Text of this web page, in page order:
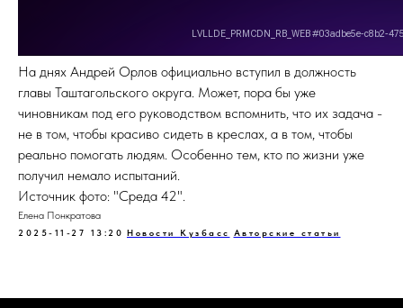
На днях Андрей Орлов официально вступил в должность
главы Таштагольского округа. Может, пора бы уже
чиновникам под его руководством вспомнить, что их задача -
не в том, чтобы красиво сидеть в креслах, а в том, чтобы
реально помогать людям. Особенно тем, кто по жизни уже
получил немало испытаний.
Источник фото: "Среда 42".
Елена Понкратова
2025-11-27 13:20 Новости Кузбасс Авторские статьи